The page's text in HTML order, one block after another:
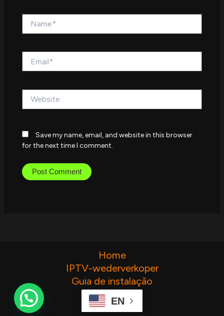
Save my name, email, and website in this browser
for the next time I comment.
Home
IPTV-wederverkoper
Guia de instalação
Contate-nos
EN